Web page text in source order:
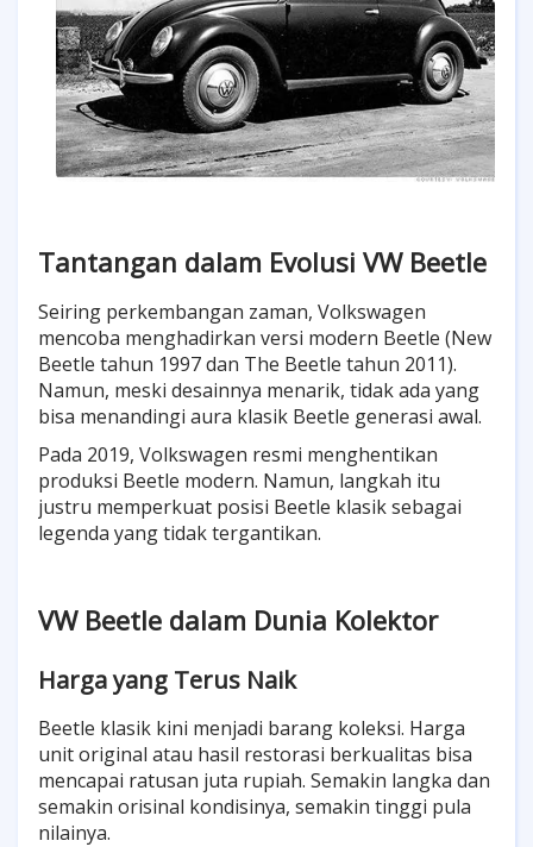
Tantangan dalam Evolusi VW Beetle
Seiring perkembangan zaman, Volkswagen
mencoba menghadirkan versi modern Beetle (New
Beetle tahun 1997 dan The Beetle tahun 2011).
Namun, meski desainnya menarik, tidak ada yang
bisa menandingi aura klasik Beetle generasi awal.
Pada 2019, Volkswagen resmi menghentikan
produksi Beetle modern. Namun, langkah itu
justru memperkuat posisi Beetle klasik sebagai
legenda yang tidak tergantikan.
VW Beetle dalam Dunia Kolektor
Harga yang Terus Naik
Beetle klasik kini menjadi barang koleksi. Harga
unit original atau hasil restorasi berkualitas bisa
mencapai ratusan juta rupiah. Semakin langka dan
semakin orisinal kondisinya, semakin tinggi pula
nilainya.